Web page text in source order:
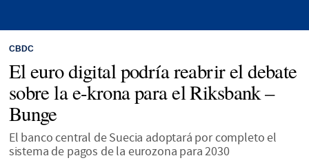
CBDC
El euro digital podría reabrir el debate
sobre la e-krona para el Riksbank –
Bunge
El banco central de Suecia adoptará por completo el
sistema de pagos de la eurozona para 2030